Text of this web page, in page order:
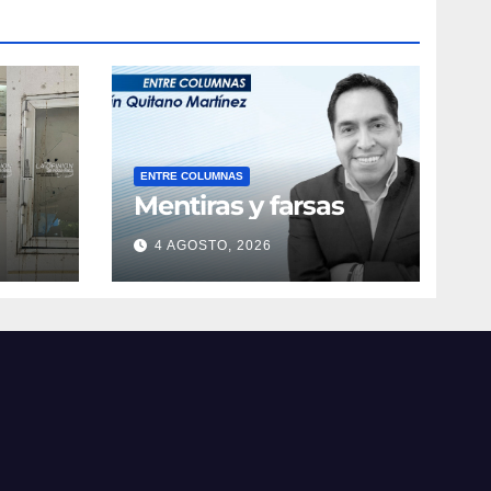
ENTRE COLUMNAS
Mentiras y farsas
4 AGOSTO, 2026